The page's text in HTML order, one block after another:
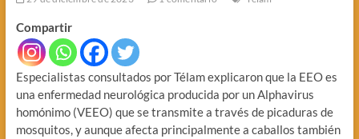
Compartir
Especialistas consultados por Télam explicaron que la EEO es
una enfermedad neurológica producida por un Alphavirus
homónimo (VEEO) que se transmite a través de picaduras de
mosquitos, y aunque afecta principalmente a caballos también